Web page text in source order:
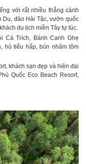
với rất nhiều thắng cảnh
Du, đảo Hải Tặc, vườn quốc
du lịch miền Tây tự túc.
Cá Trích, Bánh Canh Ghẹ
hủ tiếu hấp, bún nhâm tôm
khách sạn đẹp và hiện đại
Quốc Eco Beach Resort,